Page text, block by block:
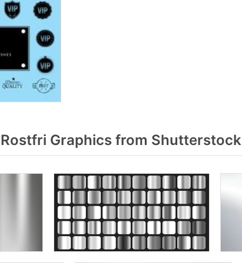
Graphics from Shutterstock